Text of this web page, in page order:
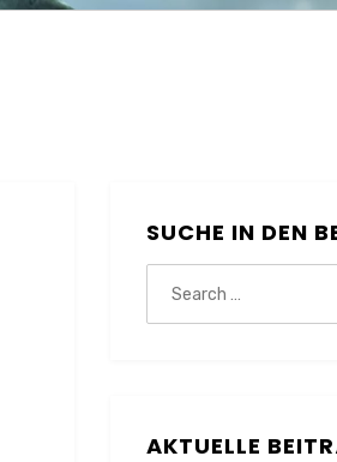
SUCHE IN DEN
AKTUELLE